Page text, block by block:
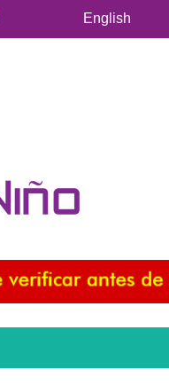
English